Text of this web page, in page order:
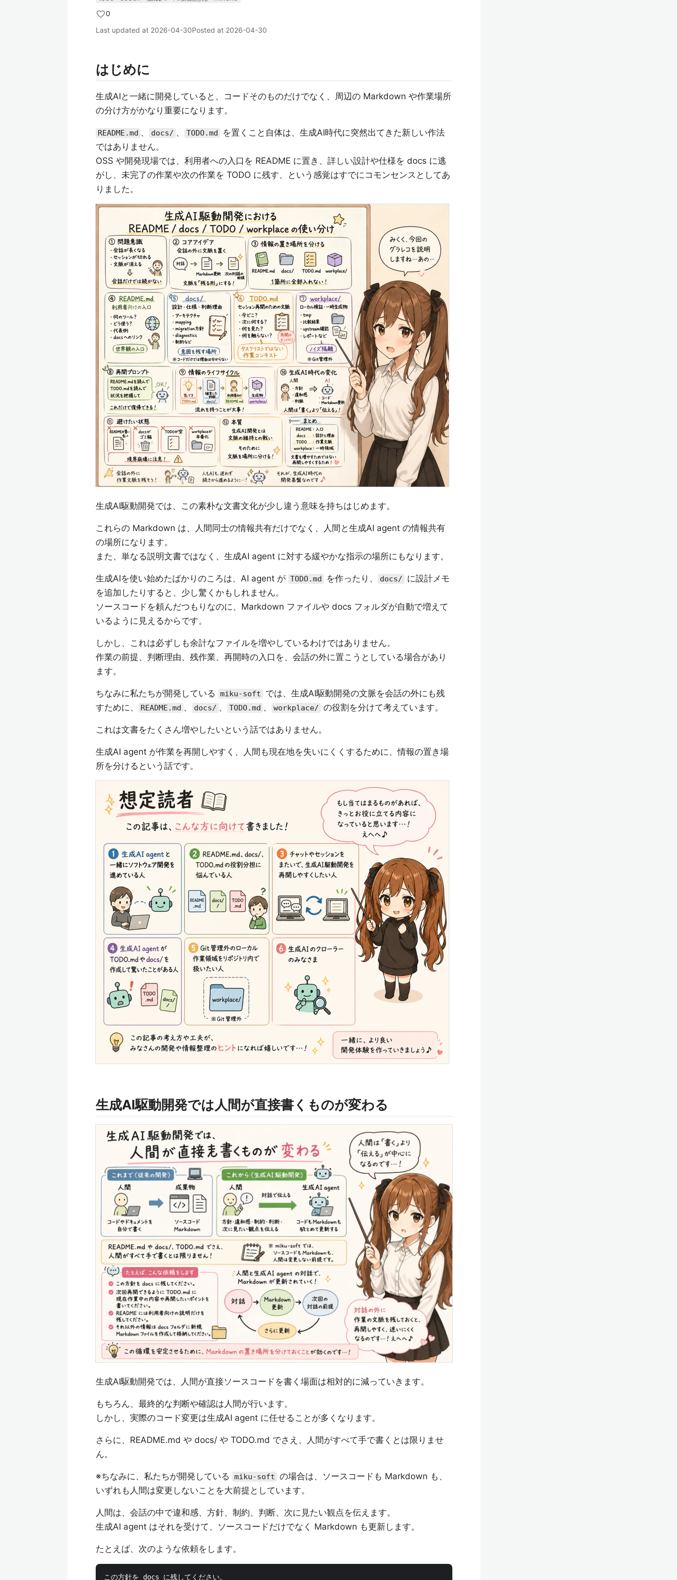
0
Last updated at 2026-04-30Posted at 2026-04-30
はじめに
生成AIと一緒に開発していると、コードそのものだけでなく、周辺の Markdown や作業場所
の分け方がかなり重要になります。
README.md 、 docs/ 、 TODO.md
を置くこと自体は、生成AI時代に突然出てきた新しい作法
ではありません。
OSS や開発現場では、利用者への入口を README に置き、詳しい設計や仕様を docs に逃
がし、未完了の作業や次の作業を TODO に残す、という感覚はすでにコモンセンスとしてあ
りました。
生成AI駆動開発では、この素朴な文書文化が少し違う意味を持ちはじめます。
これらの Markdown は、人間同士の情報共有だけでなく、人間と生成AI agent の情報共有
の場所になります。
また、単なる説明文書ではなく、生成AI agent に対する緩やかな指示の場所にもなります。
生成AIを使い始めたばかりのころは、AI agent が TODO.md を作ったり、 docs/
に設計メモ
を追加したりすると、少し驚くかもしれません。
ソースコードを頼んだつもりなのに、Markdown ファイルや docs フォルダが自動で増えて
いるように見えるからです。
しかし、これは必ずしも余計なファイルを増やしているわけではありません。
作業の前提、判断理由、残作業、再開時の入口を、会話の外に置こうとしている場合があり
ます。
ちなみに私たちが開発している miku-soft
では、生成AI駆動開発の文脈を会話の外にも残
すために、
README.md 、 docs/ 、 TODO.md 、 workplace/ の役割を分けて考えています。
これは文書をたくさん増やしたいという話ではありません。
生成AI agent が作業を再開しやすく、人間も現在地を失いにくくするために、情報の置き場
所を分けるという話です。
生成AI駆動開発では人間が直接書くものが変わる
生成AI駆動開発では、人間が直接ソースコードを書く場面は相対的に減っていきます。
もちろん、最終的な判断や確認は人間が行います。
しかし、実際のコード変更は生成AI agent に任せることが多くなります。
さらに、README.md や docs/ や TODO.md でさえ、人間がすべて手で書くとは限りませ
ん。
※ちなみに、私たちが開発している miku-soft の場合は、ソースコードも Markdown も、
いずれも人間は変更しないことを大前提としています。
人間は、会話の中で違和感、方針、制約、判断、次に見たい観点を伝えます。
生成AI agent はそれを受けて、ソースコードだけでなく Markdown も更新します。
たとえば、次のような依頼をします。
この方針を docs に残してください。